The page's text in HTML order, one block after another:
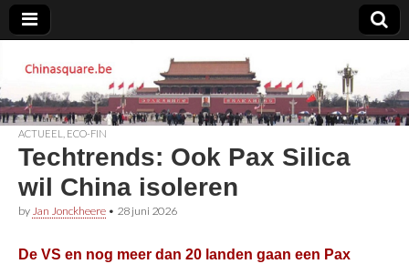
Chinasquare.be
ACTUEEL ECO-FIN
Techtrends: Ook Pax Silica
wil China isoleren
by Jan Jonckheere • 28 juni 2026
De VS en nog meer dan 20 landen gaan een Pax